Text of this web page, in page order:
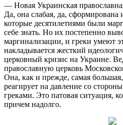
— Новая Украинская
Да, она слабая, да, сформирована
которые десятилетиями были
себе знать. Но их постепенно
маргинализации, и греки умеют
накладывается жесткий
церковный кризис на Украине.
православную церковь
Она, как и прежде, самая
реагирует на давление со
греками. Это патовая ситуация,
причем надолго.